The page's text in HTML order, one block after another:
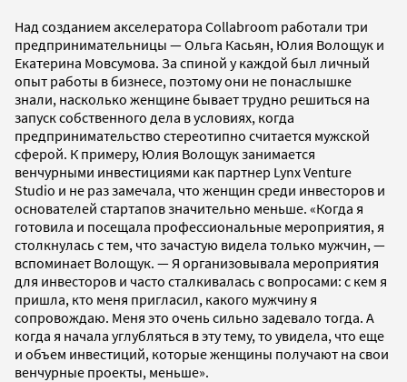
Над созданием акселератора Collabroom работали три
предпринимательницы — Ольга Касьян, Юлия Волощук и
Екатерина Мовсумова. За спиной у каждой был личный
опыт работы в бизнесе, поэтому они не понаслышке
знали, насколько женщине бывает трудно решиться на
запуск собственного дела в условиях, когда
предпринимательство стереотипно считается мужской
сферой. К примеру, Юлия Волощук занимается
венчурными инвестициями как партнер Lynx Venture
Studio и не раз замечала, что женщин среди инвесторов и
основателей стартапов значительно меньше. «Когда я
готовила и посещала профессиональные мероприятия, я
столкнулась с тем, что зачастую видела только мужчин, —
вспоминает Волощук. — Я организовывала мероприятия
для инвесторов и часто сталкивалась с вопросами: с кем я
пришла, кто меня пригласил, какого мужчину я
сопровождаю. Меня это очень сильно задевало тогда. А
когда я начала углубляться в эту тему, то увидела, что еще
и объем инвестиций, которые женщины получают на свои
венчурные проекты, меньше».